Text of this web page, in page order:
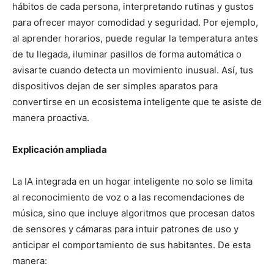
hábitos de cada persona, interpretando rutinas y gustos
para ofrecer mayor comodidad y seguridad. Por ejemplo,
al aprender horarios, puede regular la temperatura antes
de tu llegada, iluminar pasillos de forma automática o
avisarte cuando detecta un movimiento inusual. Así, tus
dispositivos dejan de ser simples aparatos para
convertirse en un ecosistema inteligente que te asiste de
manera proactiva.
Explicación ampliada
La IA integrada en un hogar inteligente no solo se limita
al reconocimiento de voz o a las recomendaciones de
música, sino que incluye algoritmos que procesan datos
de sensores y cámaras para intuir patrones de uso y
anticipar el comportamiento de sus habitantes. De esta
manera: